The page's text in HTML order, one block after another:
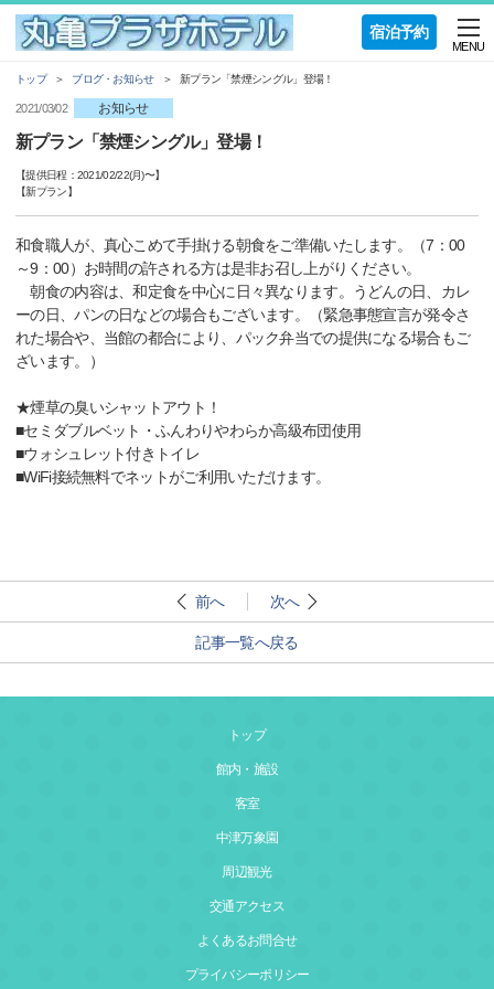
宿泊予約
MENU
トップ ブログ・お知らせ 新プラン「禁煙シングル」登場！
2021/03/02 お知らせ
新プラン「禁煙シングル」登場！
【提供日程： 2021/02/22(月)〜】
【新プラン】
和食職人が、真心こめて手掛ける朝食をご準備いたします。（7：00
～9：00）お時間の許される方は是非お召し上がりください。
朝食の内容は、和定食を中心に日々異なります。うどんの日、カレ
ーの日、パンの日などの場合もございます。（緊急事態宣言が発令さ
れた場合や、当館の都合により、パック弁当での提供になる場合もご
ざいます。）
★煙草の臭いシャットアウト！
■セミダブルベット・ふんわりやわらか高級布団使用
■ウォシュレット付きトイレ
■WiFi接続無料でネットがご利用いただけます。
前へ 次へ
記事一覧へ戻る
トップ
館内・施設
客室
中津万象園
周辺観光
交通アクセス
よくあるお問合せ
プライバシーポリシー